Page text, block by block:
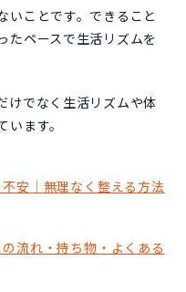
いことです。できること
たペースで生活リズムを
けでなく生活リズムや体
ます。
安｜無理なく整える方法
流れ・持ち物・よくある